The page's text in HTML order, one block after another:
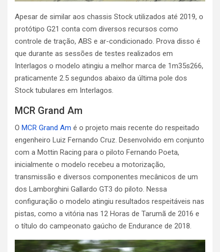
Apesar de similar aos chassis Stock utilizados até 2019, o
protótipo G21 conta com diversos recursos como
controle de tração, ABS e ar-condicionado. Prova disso é
que durante as sessões de testes realizados em
Interlagos o modelo atingiu a melhor marca de 1m35s266,
praticamente 2.5 segundos abaixo da última pole dos
Stock tubulares em Interlagos.
MCR Grand Am
O MCR Grand Am é o projeto mais recente do respeitado
engenheiro Luiz Fernando Cruz. Desenvolvido em conjunto
com a Mottin Racing para o piloto Fernando Poeta,
inicialmente o modelo recebeu a motorização,
transmissão e diversos componentes mecânicos de um
dos Lamborghini Gallardo GT3 do piloto. Nessa
configuração o modelo atingiu resultados respeitáveis nas
pistas, como a vitória nas 12 Horas de Tarumã de 2016 e
o título do campeonato gaúcho de Endurance de 2018.